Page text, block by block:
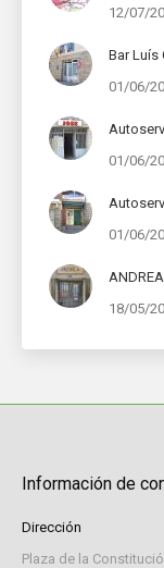
12/07/
Bar Luís
01/06/
01/06/
01/06/
ANDREA
18/05/
Información de
Dirección
Plaza de la